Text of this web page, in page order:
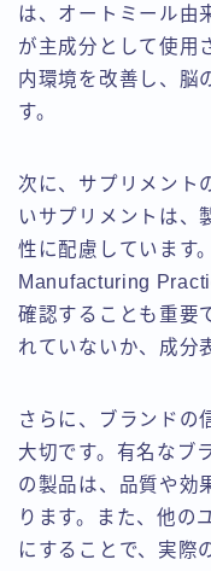
は、オートミール由
が主成分として使用
内環境を改善し、脳
す。
次に、サプリメント
いサプリメントは、
性に配慮しています
Manufacturing
確認することも重要
れていないか、成分
さらに、ブランドの
大切です。有名なブ
の製品は、品質や効
ります。また、他の
にすることで、実際